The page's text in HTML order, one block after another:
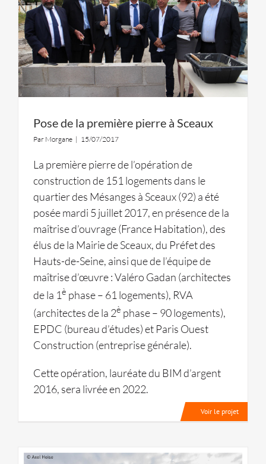
Pose de la première pierre à Sceaux
Par Morgane | 15/07/2017
La première pierre de l’opération de
construction de 151 logements dans le
quartier des Mésanges à Sceaux (92) a été
posée mardi 5 juillet 2017, en présence de la
maîtrise d’ouvrage (France Habitation), des
élus de la Mairie de Sceaux, du Préfet des
Hauts-de-Seine, ainsi que de l’équipe de
maîtrise d’œuvre : Valéro Gadan (architectes
de la 1è phase – 61 logements), RVA
(architectes de la 2è phase – 90 logements),
EPDC (bureau d’études) et Paris Ouest
Construction (entreprise générale).
Cette opération, lauréate du BIM d’argent
2016, sera livrée en 2022.
Voir le projet